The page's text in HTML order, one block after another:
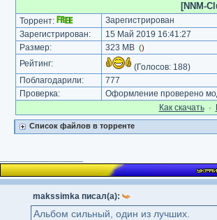
[NNM-
Торрент:
Зарегистрирован
Зарегистрирован:
15 Май 2019 16:41:27
Размер:
323 MB ()
Рейтинг: (Голосов: 188)
Поблагодарили:
777
Проверка:
Оформление проверено
Как cкачать·
Список файлов в торренте
makssimka писал(а):
Альбом сильный, один из лучших.